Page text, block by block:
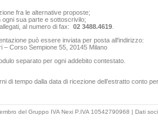
fra le alternative proposte;
ogni sua parte e sottoscrivilo;
al numero di fax: 02 3488.4619.
può essere inviata per posta all'indirizzo:
– Corso Sempione 55, 20145 Milano
separato per ogni addebito contestato.
di tempo dalla data di ricezione dell’estratto conto
del Gruppo IVA Nexi P.IVA 10542790968 | Dati